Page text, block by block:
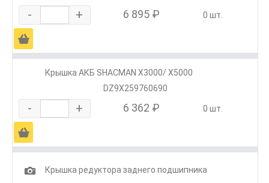
- + 6 895 ₽ 0 шт.
Ä
Крышка АКБ SHACMAN X3000/ X5000
DZ9X259760690
- + 6 362 ₽ 0 шт.
Ä
1
Крышка редуктора заднего подшипника